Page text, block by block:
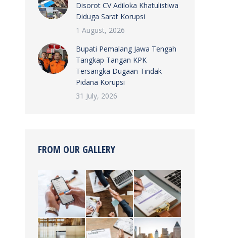
Disorot CV Adiloka Khatulistiwa
Diduga Sarat Korupsi
1 August, 2026
Bupati Pemalang Jawa Tengah
Tangkap Tangan KPK
Tersangka Dugaan Tindak
Pidana Korupsi
31 July, 2026
FROM OUR GALLERY